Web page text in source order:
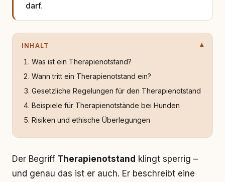
darf.
INHALT
Was ist ein Therapienotstand?
Wann tritt ein Therapienotstand ein?
Gesetzliche Regelungen für den Therapienotstand
Beispiele für Therapienotstände bei Hunden
Risiken und ethische Überlegungen
Der Begriff Therapienotstand klingt sperrig –
und genau das ist er auch. Er beschreibt eine